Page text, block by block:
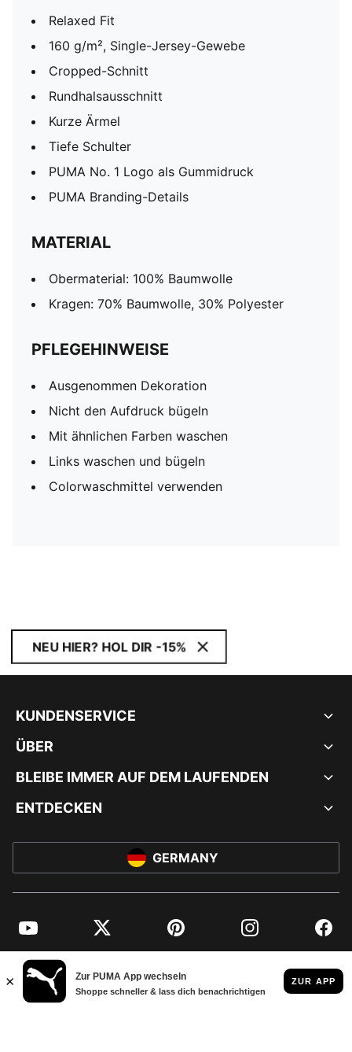
Relaxed Fit
160 g/m², Single-Jersey-Gewebe
Cropped-Schnitt
Rundhalsausschnitt
Kurze Ärmel
Tiefe Schulter
PUMA No. 1 Logo als Gummidruck
PUMA Branding-Details
MATERIAL
Obermaterial: 100% Baumwolle
Kragen: 70% Baumwolle, 30% Polyester
PFLEGEHINWEISE
Ausgenommen Dekoration
Nicht den Aufdruck bügeln
Mit ähnlichen Farben waschen
Links waschen und bügeln
Colorwaschmittel verwenden
NEU HIER? HOL DIR -15%
KUNDENSERVICE
ÜBER
BLEIBE IMMER AUF DEM LAUFENDEN
ENTDECKEN
GERMANY
YouTube Twitter Pinterest Instagram
© PUMA EUROPE GMBH, 2026. ALLE RECHTE VORBEHALTEN
IMPRESSUM UND RECHTLICHE HINWEISE